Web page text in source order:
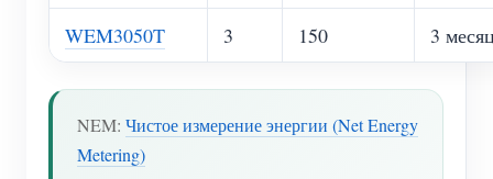
WEM3050T 3 150 3
NEM: Чистое измерение энергии (Net Energy
Metering)